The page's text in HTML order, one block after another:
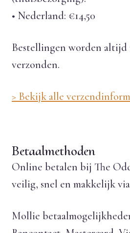
• Nederland: €14,50
Bestellingen worden altijd
verzonden.
> Bekijk alle
Betaalmethoden
Online betalen bij The
veilig, snel en makkelijk
Mollie